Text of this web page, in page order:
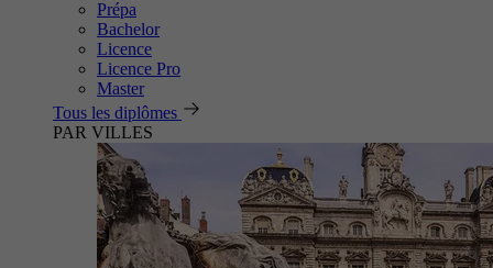
Prépa
Bachelor
Licence
Licence Pro
Master
Tous les diplômes
PAR VILLES